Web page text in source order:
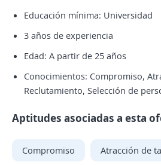
Educación mínima: Universidad
3 años de experiencia
Edad: A partir de 25 años
Conocimientos: Compromiso,
Reclutamiento, Selección de
Aptitudes asociadas a esta
Compromiso Atracción de